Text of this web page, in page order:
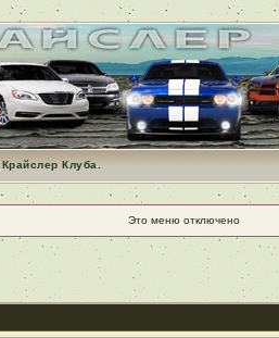
Клуба.
Это меню отключено